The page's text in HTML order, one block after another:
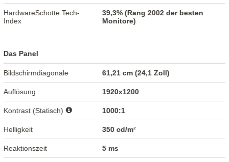
HardwareSchotte Tech-
Index
39,3% (Rang 2002 der besten
Monitore)
Das Panel
Bildschirmdiagonale 61,21 cm (24,1 Zoll)
Auflösung 1920x1200
Kontrast (Statisch) 1000:1
Helligkeit 350 cd/m²
Reaktionszeit 5 ms